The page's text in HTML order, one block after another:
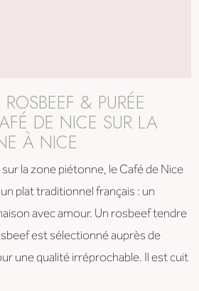
& PURÉE
DE NICE SUR LA
À NICE
la zone piétonne, le Café de Nice
plat traditionnel français : un
avec amour. Un rosbeef tendre
est sélectionné auprès de
une qualité irréprochable. Il est cuit